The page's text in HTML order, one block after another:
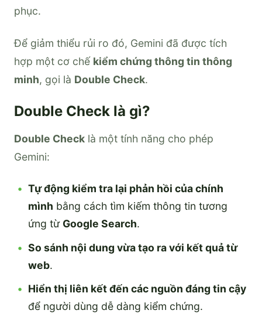
phục.
Để giảm thiểu rủi ro đó, Gemini đã được tích
hợp một cơ chế kiểm chứng thông tin thông
minh, gọi là Double Check.
Double Check là gì?
Double Check là một tính năng cho phép
Gemini:
Tự động kiểm tra lại phản hồi của chính
mình bằng cách tìm kiếm thông tin tương
ứng từ Google Search.
So sánh nội dung vừa tạo ra với kết quả từ
web.
Hiển thị liên kết đến các nguồn đáng tin cậy
để người dùng dễ dàng kiểm chứng.